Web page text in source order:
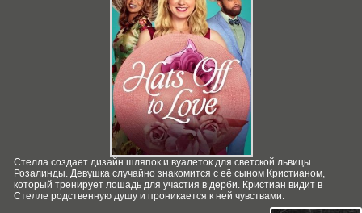
Стелла создает дизайн шляпок и вуалеток для светской львицы
Розалинды. Девушка случайно знакомится с её сыном Кристианом,
который тренирует лошадь для участия в дерби. Кристиан видит в
Стелле родственную душу и проникается к ней чувствами.